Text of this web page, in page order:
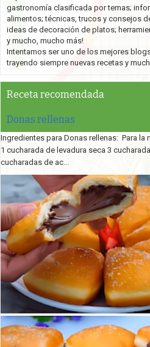
gastronomía clasificada por temas;
alimentos; técnicas, trucos y consejos
ideas de decoración de platos;
y mucho, mucho más!
Intentamos ser uno de los mejores
trayendo siempre nuevas recetas y
Receta recomendada
Donas rellenas
Ingredientes para Donas rellenas: Para la
1 cucharada de levadura seca 3
cucharadas de ac...